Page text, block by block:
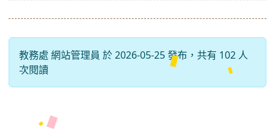
教務處 網站管理員 於 2026-05-25 發布，共有 102 人
次閱讀